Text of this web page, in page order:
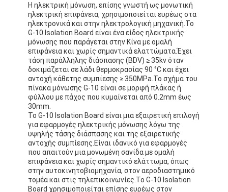
Ύφασμα φίμπεργκλας φύλλων αλουμινίου αργιλίου
Scrim φύλλων αλουμινίου ταινία
Ταινία αγωγών υφασμάτων
Το διπλάσιο πλαισίωσε την κολλητική ταινία
Κολλητική ταινία της PET
Ρίψη επένδυσης ακρίβειας
Ηλεκτρική πίνακα μόνωσης
Η ηλεκτρική μόνωση, επίσης γνωστή ως μονωτική
ηλεκτρική επιφάνεια, χρησιμοποιείται ευρέως στα
ηλεκτρονικά και στην ηλεκτρολογική μηχανική.Το
G-10 Isolation Board είναι ένα είδος ηλεκτρικής
μόνωσης που παράγεται στην Κίνα με ομαλή
επιφάνεια και χωρίς σημαντικά ελαττώματα.Έχει
τάση παράλληλης διάσπασης (BDV) ≥ 35kv όταν
δοκιμάζεται σε λάδι θερμοκρασίας 90 °C και έχει
αντοχή κάθετης συμπίεσης ≥ 350MPa.Το σχήμα του
πίνακα μόνωσης G-10 είναι σε μορφή πλάκας ή
φύλλου με πάχος που κυμαίνεται από 0.2mm έως
30mm.
Το G-10 Isolation Board είναι μια εξαιρετική επιλογή
για εφαρμογές ηλεκτρικής μόνωσης λόγω της
υψηλής τάσης διάσπασης και της εξαιρετικής
αντοχής συμπίεσης.Είναι ιδανικό για εφαρμογές
που απαιτούν μια μονωμένη σανίδα με ομαλή
επιφάνεια και χωρίς σημαντικό ελάττωμα, όπως
στην αυτοκινητοβιομηχανία, στον αεροδιαστημικό
τομέα και στις τηλεπικοινωνίες.Το G-10 Isolation
Board χρησιμοποιείται επίσης ευρέως στον